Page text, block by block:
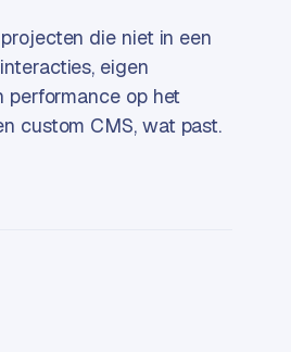
die niet in een
eigen
performance op het
custom CMS, wat past.